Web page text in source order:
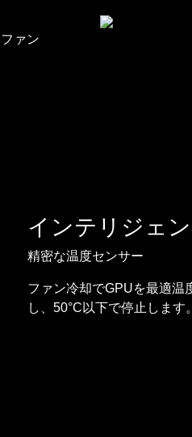
合ァン
インテリジェ
精密な温度センサー
ファン冷却でGPUを最適温
し、50°C以下で停止します。